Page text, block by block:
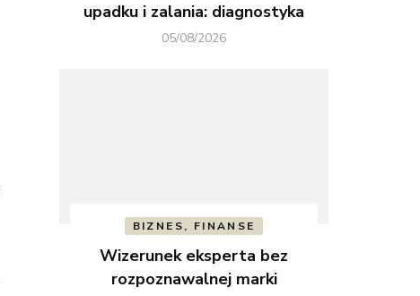
upadku i zalania: diagnostyka
05/08/2026
BIZNES, FINANSE
Wizerunek eksperta bez
rozpoznawalnej marki